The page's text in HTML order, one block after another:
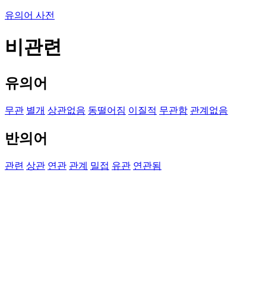
유의어 사전
비관련
유의어
무관 별개 상관없음 동떨어짐 이질적 무관함 관계없음
반의어
관련 상관 연관 관계 밀접 유관 연관됨